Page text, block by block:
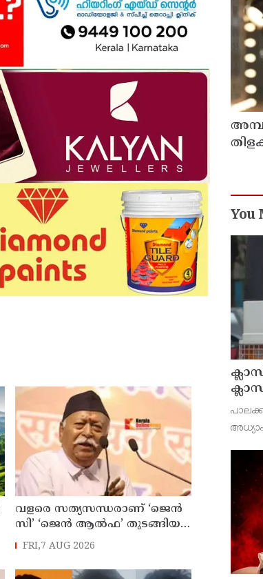
വളരെ സത്യസന്ധരാണ് ‘ജെൻ
സി’ ‘ജെൻ ആൽഫ’ തുടങ്ങിയ
യുവതലമുറ ; മോഹൻ ഭാഗവത്
FRI,7 AUG 2026
You